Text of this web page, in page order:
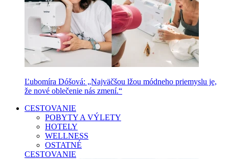
Ľubomíra Dóšová: „Najväčšou lžou módneho priemyslu je,
že nové oblečenie nás zmení.“
CESTOVANIE
POBYTY A VÝLETY
HOTELY
WELLNESS
OSTATNÉ
CESTOVANIE